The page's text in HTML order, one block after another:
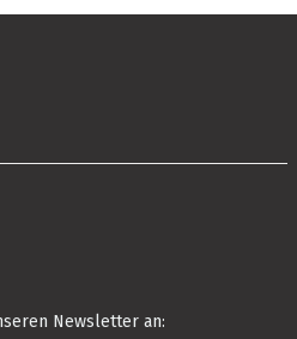
Newsletter an: